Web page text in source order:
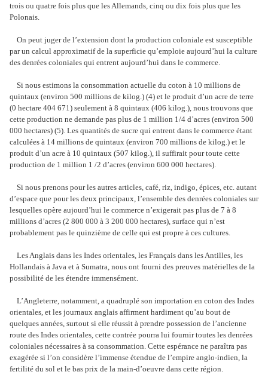
trois ou quatre fois plus que les Allemands, cinq ou dix fois plus que les
Polonais.
On peut juger de l’extension dont la production coloniale est susceptible
par un calcul approximatif de la superficie qu’emploie aujourd’hui la culture
des denrées coloniales qui entrent aujourd’hui dans le commerce.
Si nous estimons la consommation actuelle du coton à 10 millions de
quintaux (environ 500 millions de kilog.) (4) et le produit d’un acre de terre
(0 hectare 404 671) seulement à 8 quintaux (406 kilog.), nous trouvons que
cette production ne demande pas plus de 1 million 1/4 d’acres (environ 500
000 hectares) (5). Les quantités de sucre qui entrent dans le commerce étant
calculées à 14 millions de quintaux (environ 700 millions de kilog.) et le
produit d’un acre à 10 quintaux (507 kilog.), il suffirait pour toute cette
production de 1 million 1 /2 d’acres (environ 600 000 hectares).
Si nous prenons pour les autres articles, café, riz, indigo, épices, etc. autant
d’espace que pour les deux principaux, l’ensemble des denrées coloniales sur
lesquelles opère aujourd’hui le commerce n’exigerait pas plus de 7 à 8
millions d’acres (2 800 000 à 3 200 000 hectares), surface qui n’est
probablement pas le quinzième de celle qui est propre à ces cultures.
Les Anglais dans les Indes orientales, les Français dans les Antilles, les
Hollandais à Java et à Sumatra, nous ont fourni des preuves matérielles de la
possibilité de les étendre immensément.
L’Angleterre, notamment, a quadruplé son importation en coton des Indes
orientales, et les journaux anglais affirment hardiment qu’au bout de
quelques années, surtout si elle réussit à prendre possession de l’ancienne
route des Indes orientales, cette contrée pourra lui fournir toutes les denrées
coloniales nécessaires à sa consommation. Cette espérance ne paraîtra pas
exagérée si l’on considère l’immense étendue de l’empire anglo-indien, la
fertilité du sol et le bas prix de la main-d’oeuvre dans cette région.